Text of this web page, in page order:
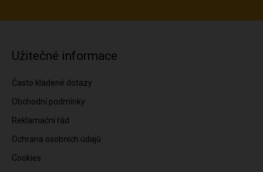
Užitečné informace
Často kladené dotazy
Obchodní podmínky
Reklamační řád
Ochrana osobních údajů
Cookies